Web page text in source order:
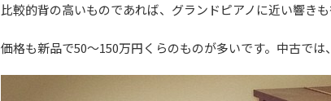
比較的背の高いものであれば、グランドピアノに近い響きも
価格も新品で50～150万円くらのものが多いです。中古では